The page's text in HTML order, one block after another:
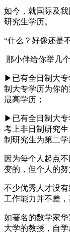
如今，就国际及
研究生学历。
“什么？好像还是
那小伴给你举几
▶已有全日制大专
制大专学历为你
最高学历；
▶已有全日制大专
考上非日制研究
制研究生为第二学
因为每个人起点
变的，但个人的努
不少优秀人才没
工作能力并不差，
如著名的数学家
大学的教授，自